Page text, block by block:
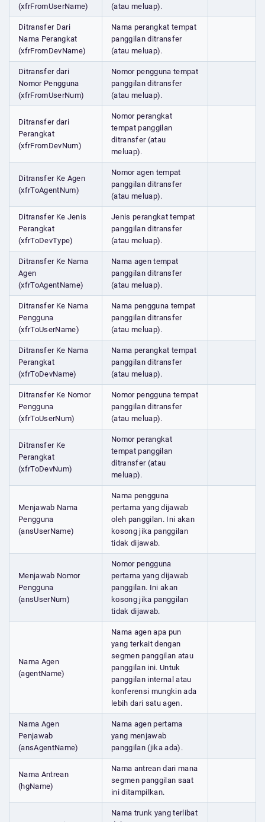
(xfrFromUserName)
(atau meluap).
Ditransfer Dari
Nama Perangkat
(xfrFromDevName)
Nama perangkat tempat
panggilan ditransfer
(atau meluap).
Ditransfer dari
Nomor Pengguna
(xfrFromUserNum)
Nomor pengguna tempat
panggilan ditransfer
(atau meluap).
Ditransfer dari
Perangkat
(xfrFromDevNum)
Nomor perangkat
tempat panggilan
ditransfer (atau
meluap).
Ditransfer Ke Agen
(xfrToAgentNum)
Nomor agen tempat
panggilan ditransfer
(atau meluap).
Ditransfer Ke Jenis
Perangkat
(xfrToDevType)
Jenis perangkat tempat
panggilan ditransfer
(atau meluap).
Ditransfer Ke Nama
Agen
(xfrToAgentName)
Nama agen tempat
panggilan ditransfer
(atau meluap).
Ditransfer Ke Nama
Pengguna
(xfrToUserName)
Nama pengguna tempat
panggilan ditransfer
(atau meluap).
Ditransfer Ke Nama
Perangkat
(xfrToDevName)
Nama perangkat tempat
panggilan ditransfer
(atau meluap).
Ditransfer Ke Nomor
Pengguna
(xfrToUserNum)
Nomor pengguna tempat
panggilan ditransfer
(atau meluap).
Ditransfer Ke
Perangkat
(xfrToDevNum)
Nomor perangkat
tempat panggilan
ditransfer (atau
meluap).
Menjawab Nama
Pengguna
(ansUserName)
Nama pengguna
pertama yang dijawab
oleh panggilan. Ini akan
kosong jika panggilan
tidak dijawab.
Menjawab Nomor
Pengguna
(ansUserNum)
Nomor pengguna
pertama yang dijawab
panggilan. Ini akan
kosong jika panggilan
tidak dijawab.
Nama Agen
(agentName)
Nama agen apa pun
yang terkait dengan
segmen panggilan atau
panggilan ini. Untuk
panggilan internal atau
konferensi mungkin ada
lebih dari satu agen.
Nama Agen
Penjawab
(ansAgentName)
Nama agen pertama
yang menjawab
panggilan (jika ada).
Nama Antrean
(hgName)
Nama antrean dari mana
segmen panggilan saat
ini ditampilkan.
Nama trunk yang terlibat